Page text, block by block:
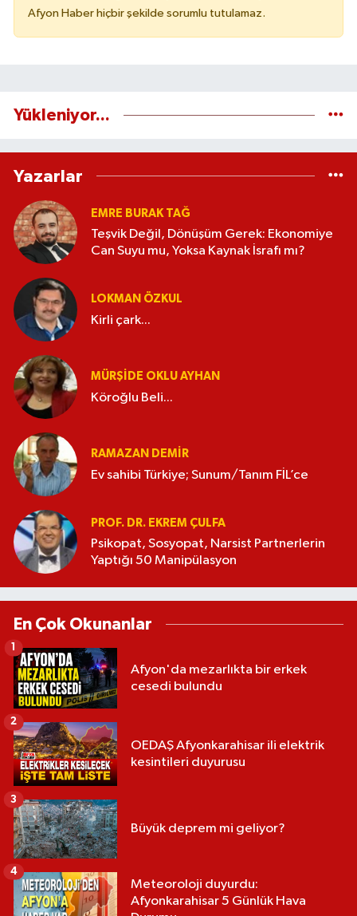
Afyon Haber hiçbir şekilde sorumlu tutulamaz.
Yükleniyor...
Yazarlar
EMRE BURAK TAĞ
Teşvik Değil, Dönüşüm Gerek: Ekonomiye
Can Suyu mu, Yoksa Kaynak İsrafı mı?
LOKMAN ÖZKUL
Kirli çark...
MÜRŞIDE OKLU AYHAN
Köroğlu Beli...
RAMAZAN DEMİR
Ev sahibi Türkiye; Sunum/Tanım FİL’ce
PROF. DR. EKREM ÇULFA
Psikopat, Sosyopat, Narsist Partnerlerin
Yaptığı 50 Manipülasyon
En Çok Okunanlar
Afyon'da mezarlıkta bir erkek
cesedi bulundu
1
OEDAŞ Afyonkarahisar ili elektrik
kesintileri duyurusu
2
Büyük deprem mi geliyor?
3
Meteoroloji duyurdu:
Afyonkarahisar 5 Günlük Hava
4